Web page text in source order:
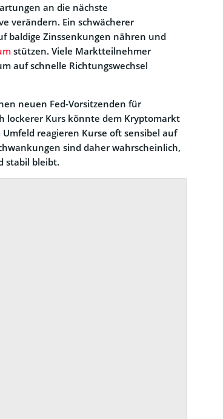
an die nächste
verändern. Ein schwächerer
baldige Zinssenkungen nähren und
stützen. Viele Marktteilnehmer
auf schnelle Richtungswechsel
neuen Fed-Vorsitzenden für
lockerer Kurs könnte dem Kryptomarkt
reagieren Kurse oft sensibel auf
sind daher wahrscheinlich,
stabil bleibt.